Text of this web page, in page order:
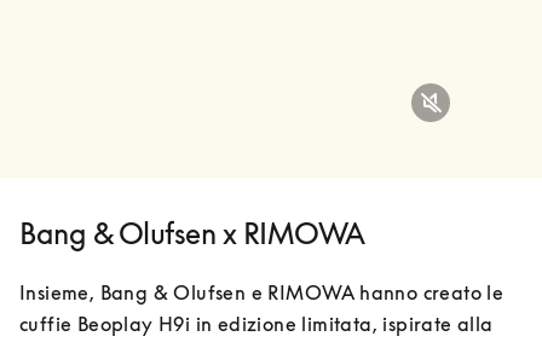
Bang & Olufsen x RIMOWA
Insieme, Bang & Olufsen e RIMOWA hanno creato le
cuffie Beoplay H9i in edizione limitata, ispirate alla